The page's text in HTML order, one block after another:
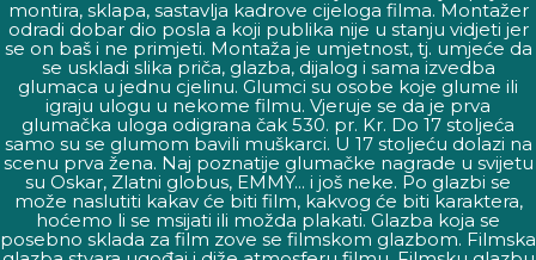
montira, sklapa, sastavlja kadrove cijeloga filma. Montažer
odradi dobar dio posla a koji publika nije u stanju vidjeti jer
se on baš i ne primjeti. Montaža je umjetnost, tj. umjeće da
se uskladi slika priča, glazba, dijalog i sama izvedba
glumaca u jednu cjelinu. Glumci su osobe koje glume ili
igraju ulogu u nekome filmu. Vjeruje se da je prva
glumačka uloga odigrana čak 530. pr. Kr. Do 17 stoljeća
samo su se glumom bavili muškarci. U 17 stoljeću dolazi na
scenu prva žena. Naj poznatije glumačke nagrade u svijetu
su Oskar, Zlatni globus, EMMY... i još neke. Po glazbi se
može naslutiti kakav će biti film, kakvog će biti karaktera,
hoćemo li se msijati ili možda plakati. Glazba koja se
posebno sklada za film zove se filmskom glazbom. Filmska